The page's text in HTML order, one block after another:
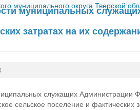
муниципального округа Тверской
муниципальных
затратах на их
служащих Администрации
сельское поселение и